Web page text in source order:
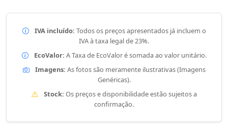
IVA incluído: Todos os preços apresentados já incluem o
IVA à taxa legal de 23%.
EcoValor: A Taxa de EcoValor é somada ao valor unitário.
Imagens: As fotos são meramente ilustrativas (Imagens
Genéricas).
Stock: Os preços e disponibilidade estão sujeitos a
confirmação.